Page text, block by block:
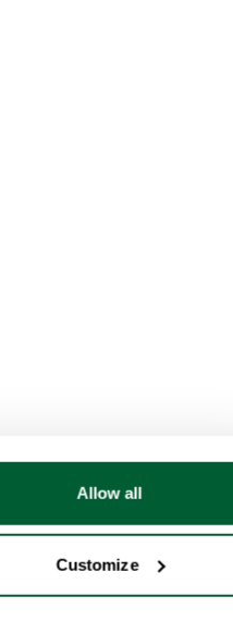
Allow all
Customize